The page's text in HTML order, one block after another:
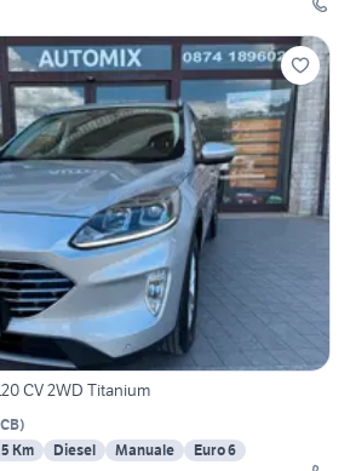
CV 2WD Titanium
CB)
Km Diesel Manuale
Euro 6